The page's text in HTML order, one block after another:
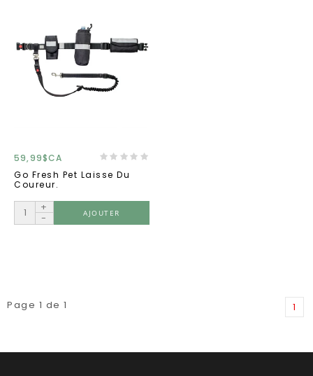
59,99$CA
Go Fresh Pet Laisse Du
Coureur.
+
-
AJOUTER
Page 1 de 1 1